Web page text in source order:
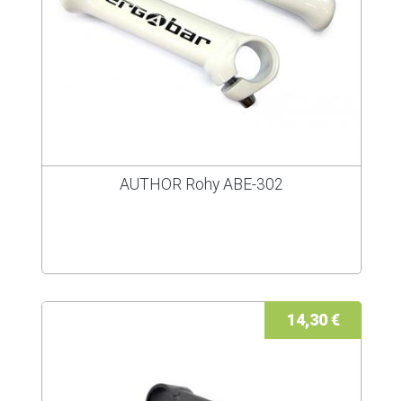
AUTHOR Rohy ABE-302
14,30 €